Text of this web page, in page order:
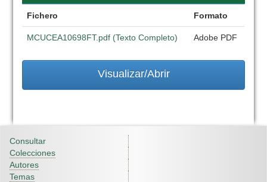
Fichero Formato
MCUCEA10698FT.pdf (Texto Completo) Adobe PDF
Visualizar/Abrir
Consultar
Colecciones
Autores
Temas